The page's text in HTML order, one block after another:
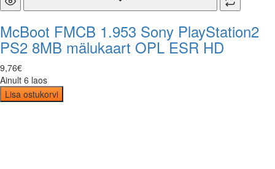
McBoot FMCB 1.953 Sony PlayStation2
PS2 8MB mälukaart OPL ESR HD
9,76€
Ainult 6 laos
Lisa ostukorvi